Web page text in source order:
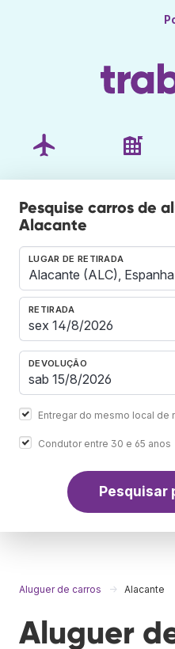
Pesquise carros de
Alacante
LUGAR DE RETIRADA
RETIRADA
DEVOLUÇÃO
Entregar do mesmo local de
Condutor entre 30 e 65 anos
Pesquisar
Aluguer de carros Alacante
Aluguer